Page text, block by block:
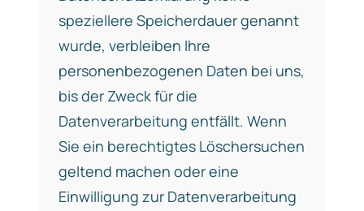
speziellere Speicherdauer genannt
wurde, verbleiben Ihre
personenbezogenen Daten bei uns,
bis der Zweck für die
Datenverarbeitung entfällt. Wenn
Sie ein berechtigtes Löschersuchen
geltend machen oder eine
Einwilligung zur Datenverarbeitung